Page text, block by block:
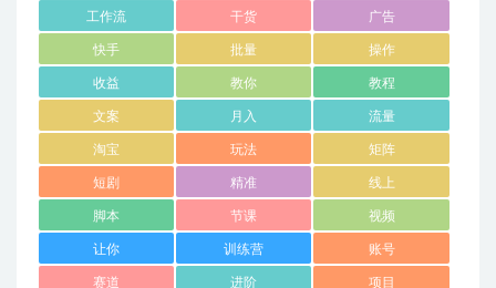
工作流 干货 广告
快手 批量 操作
收益 教你 教程
文案 月入 流量
淘宝 玩法 矩阵
短剧 精准 线上
脚本 节课 视频
让你 训练营 账号
赛道 进阶 项目